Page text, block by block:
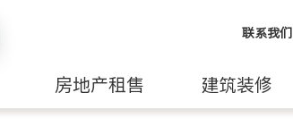
联系我们
房地产租售 建筑装修